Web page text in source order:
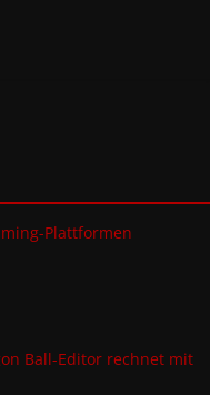
Plattformen
Ball-Editor rechnet mit